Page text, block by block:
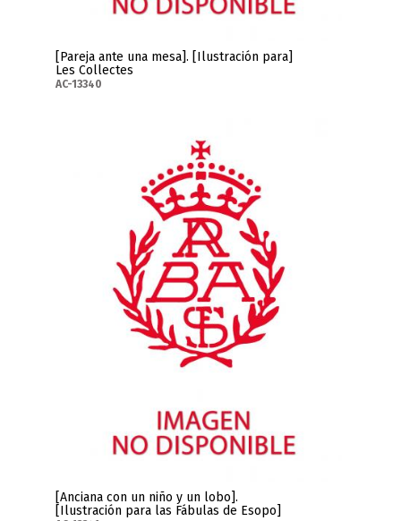
[Pareja ante una mesa]. [Ilustración para]
Les Collectes
AC-13340
[Anciana con un niño y un lobo].
[Ilustración para las Fábulas de Esopo]